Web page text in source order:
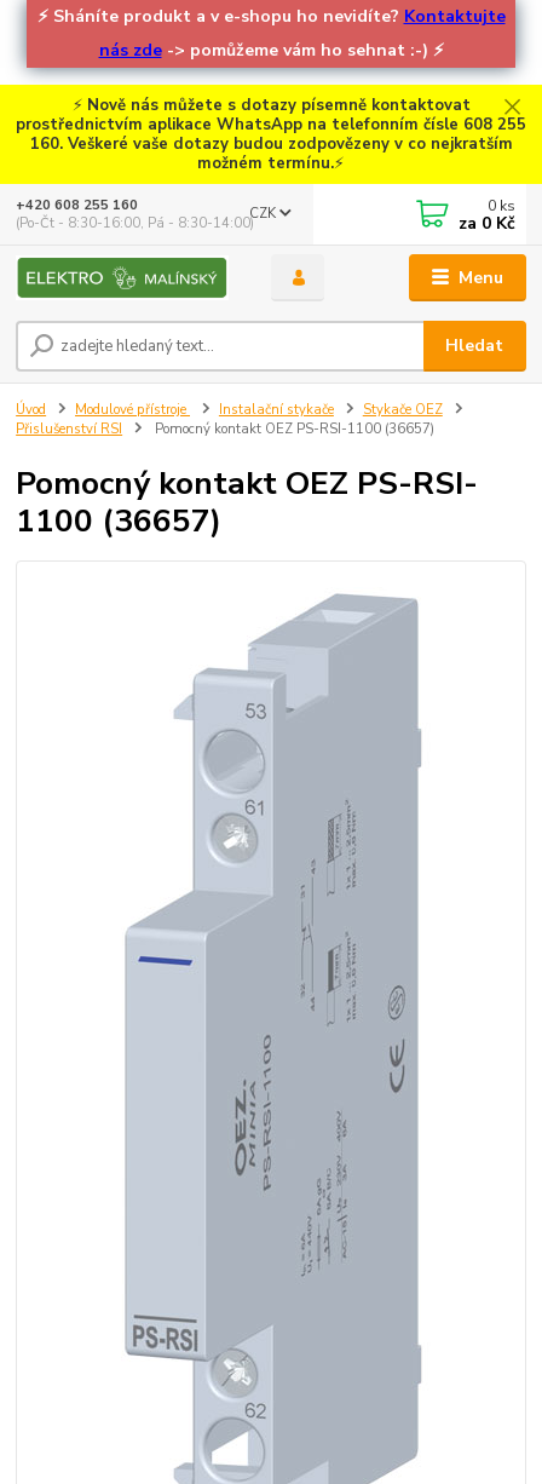
⚡ Sháníte produkt a v e-shopu ho nevidíte? Kontaktujte
nás zde-> pomůžeme vám ho sehnat :-) ⚡
⚡ Nově nás můžete s dotazy písemně kontaktovat
prostřednictvím aplikace WhatsApp na telefonním čísle 608 255
160. Veškeré vaše dotazy budou zodpovězeny v co nejkratším
možném termínu.⚡
Menu
CZK
Hledat
+420 608 255 160
(Po-Čt - 8:30-16:00, Pá - 8:30-14:00)
0 ks
za 0 Kč
Úvod Modulové přístroje Instalační stykače
Stykače OEZ
Přislušenství RSI
Pomocný kontakt OEZ PS-RSI-1100 (36657)
Pomocný kontakt OEZ PS-RSI-
1100 (36657)